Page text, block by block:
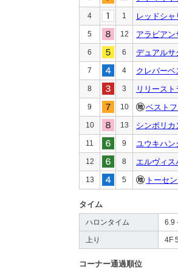
4 1 レッドシャ
5 12 アラビアン
6 6 デュアルサ
7 4 クレバーベ
8 3 リリース
9 10 ベスト
10 13 シンボリカ
11 9 ユウキハン
12 8 エルヴィス
13 5 トーセ
タイム
ハロンタイム 6.9
上り 4F
コーナー通過順位